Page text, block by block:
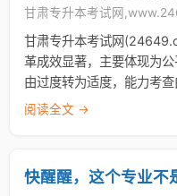
甘肃专升本考试网
甘肃专升本考试网
革成效显著，主要体现为
由过度转为适度，能力考
阅读全文 →
快醒醒，这个专业不